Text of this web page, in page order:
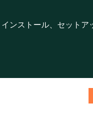
インストール、セットア